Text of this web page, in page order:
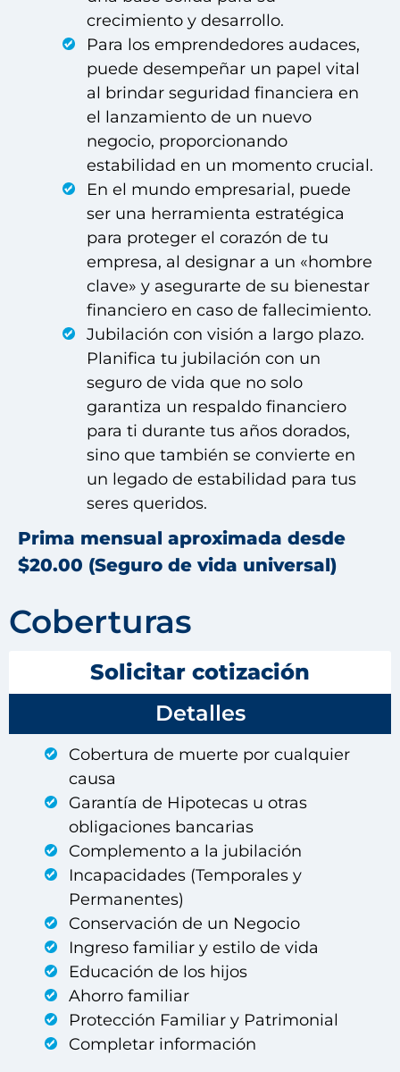
crecimiento y desarrollo.
Para los emprendedores audaces,
puede desempeñar un papel vital
al brindar seguridad financiera en
el lanzamiento de un nuevo
negocio, proporcionando
estabilidad en un momento crucial.
En el mundo empresarial, puede
ser una herramienta estratégica
para proteger el corazón de tu
empresa, al designar a un «hombre
clave» y asegurarte de su bienestar
financiero en caso de fallecimiento.
Jubilación con visión a largo plazo.
Planifica tu jubilación con un
seguro de vida que no solo
garantiza un respaldo financiero
para ti durante tus años dorados,
sino que también se convierte en
un legado de estabilidad para tus
seres queridos.
Prima mensual aproximada desde
$20.00 (Seguro de vida universal)
Coberturas
Detalles
Solicitar cotización
Cobertura de muerte por cualquier
causa
Garantía de Hipotecas u otras
obligaciones bancarias
Complemento a la jubilación
Incapacidades (Temporales y
Permanentes)
Conservación de un Negocio
Ingreso familiar y estilo de vida
Educación de los hijos
Ahorro familiar
Protección Familiar y Patrimonial
Completar información